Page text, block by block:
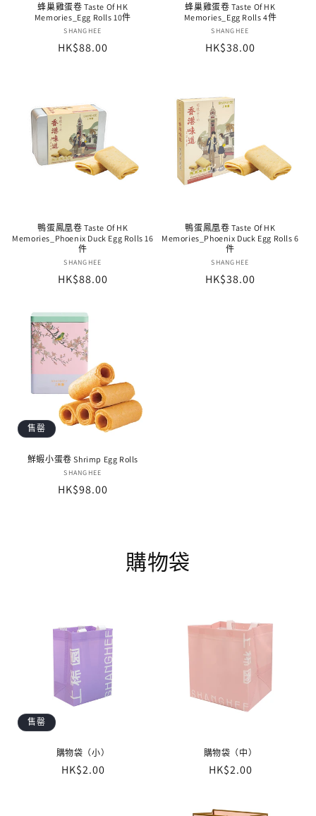
蜂巢雞蛋卷 Taste Of HK
Memories_Egg Rolls 10件
SHANGHEE
定
HK$88.00
蜂巢雞蛋卷 Taste Of HK
Memories_Egg Rolls 4件
SHANGHEE
定
HK$38.00
鴨蛋鳳凰卷 Taste Of HK
Memories_Phoenix Duck Egg Rolls 16
件
SHANGHEE
定
HK$88.00
鴨蛋鳳凰卷 Taste Of HK
Memories_Phoenix Duck Egg Rolls 6
件
SHANGHEE
定
HK$38.00
售罄
鮮蝦小蛋卷 Shrimp Egg Rolls
SHANGHEE
定
HK$98.00
購物袋
售罄
購物袋（小）
定
HK$2.00
購物袋（中）
定
HK$2.00